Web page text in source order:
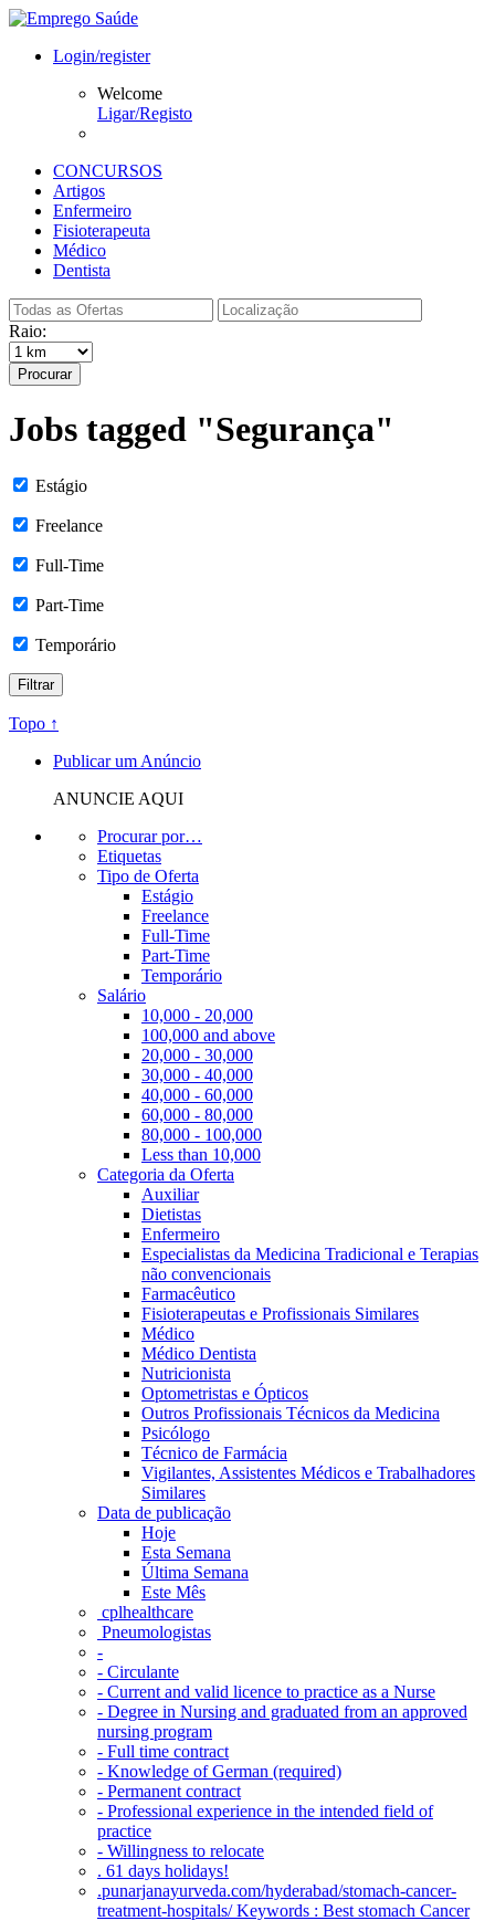
Login/register
Welcome
Ligar/Registo
CONCURSOS
Artigos
Enfermeiro
Fisioterapeuta
Médico
Dentista
Raio:
Procurar
Jobs tagged "Segurança"
Estágio
Freelance
Full-Time
Part-Time
Temporário
Topo ↑
Publicar um Anúncio
ANUNCIE AQUI
Procurar por…
Etiquetas
Tipo de Oferta
Estágio
Freelance
Full-Time
Part-Time
Temporário
Salário
10,000 - 20,000
100,000 and above
20,000 - 30,000
30,000 - 40,000
40,000 - 60,000
60,000 - 80,000
80,000 - 100,000
Less than 10,000
Categoria da Oferta
Auxiliar
Dietistas
Enfermeiro
Especialistas da Medicina Tradicional e Terapias
não convencionais
Farmacêutico
Fisioterapeutas e Profissionais Similares
Médico
Médico Dentista
Nutricionista
Optometristas e Ópticos
Outros Profissionais Técnicos da Medicina
Psicólogo
Técnico de Farmácia
Vigilantes, Assistentes Médicos e Trabalhadores
Similares
Data de publicação
Hoje
Esta Semana
Última Semana
Este Mês
‎ cplhealthcare‬
Pneumologistas
-
- Circulante
- Current and valid licence to practice as a Nurse
- Degree in Nursing and graduated from an approved
nursing program
- Full time contract
- Knowledge of German (required)
- Permanent contract
- Professional experience in the intended field of
practice
- Willingness to relocate
. 61 days holidays!
.punarjanayurveda.com/hyderabad/stomach-cancer-
treatment-hospitals/ Keywords : Best stomach Cancer